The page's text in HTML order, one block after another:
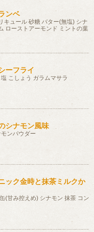
ンベ
キュール 砂糖 バター(無塩) シナ
ローストアーモンド ミントの葉
ーフライ
こしょう ガラムマサラ
シナモン風味
ンパウダー
ック金時と抹茶ミルクか
(甘み控えめ) シナモン 抹茶 コン